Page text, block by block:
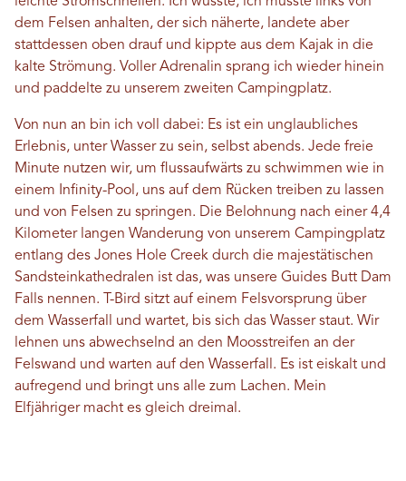
dem Felsen anhalten, der sich näherte, landete aber
stattdessen oben drauf und kippte aus dem Kajak in die
kalte Strömung. Voller Adrenalin sprang ich wieder hinein
und paddelte zu unserem zweiten Campingplatz.
Von nun an bin ich voll dabei: Es ist ein unglaubliches
Erlebnis, unter Wasser zu sein, selbst abends. Jede freie
Minute nutzen wir, um flussaufwärts zu schwimmen wie in
einem Infinity-Pool, uns auf dem Rücken treiben zu lassen
und von Felsen zu springen. Die Belohnung nach einer 4,4
Kilometer langen Wanderung von unserem Campingplatz
entlang des Jones Hole Creek durch die majestätischen
Sandsteinkathedralen ist das, was unsere Guides Butt Dam
Falls nennen. T-Bird sitzt auf einem Felsvorsprung über
dem Wasserfall und wartet, bis sich das Wasser staut. Wir
lehnen uns abwechselnd an den Moosstreifen an der
Felswand und warten auf den Wasserfall. Es ist eiskalt und
aufregend und bringt uns alle zum Lachen. Mein
Elfjähriger macht es gleich dreimal.